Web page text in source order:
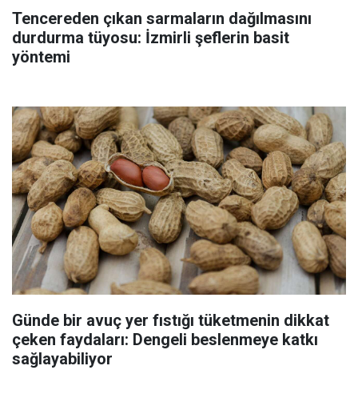
Tencereden çıkan sarmaların dağılmasını
durdurma tüyosu: İzmirli şeflerin basit
yöntemi
Günde bir avuç yer fıstığı tüketmenin dikkat
çeken faydaları: Dengeli beslenmeye katkı
sağlayabiliyor